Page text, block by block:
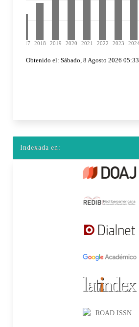
Indexada en: